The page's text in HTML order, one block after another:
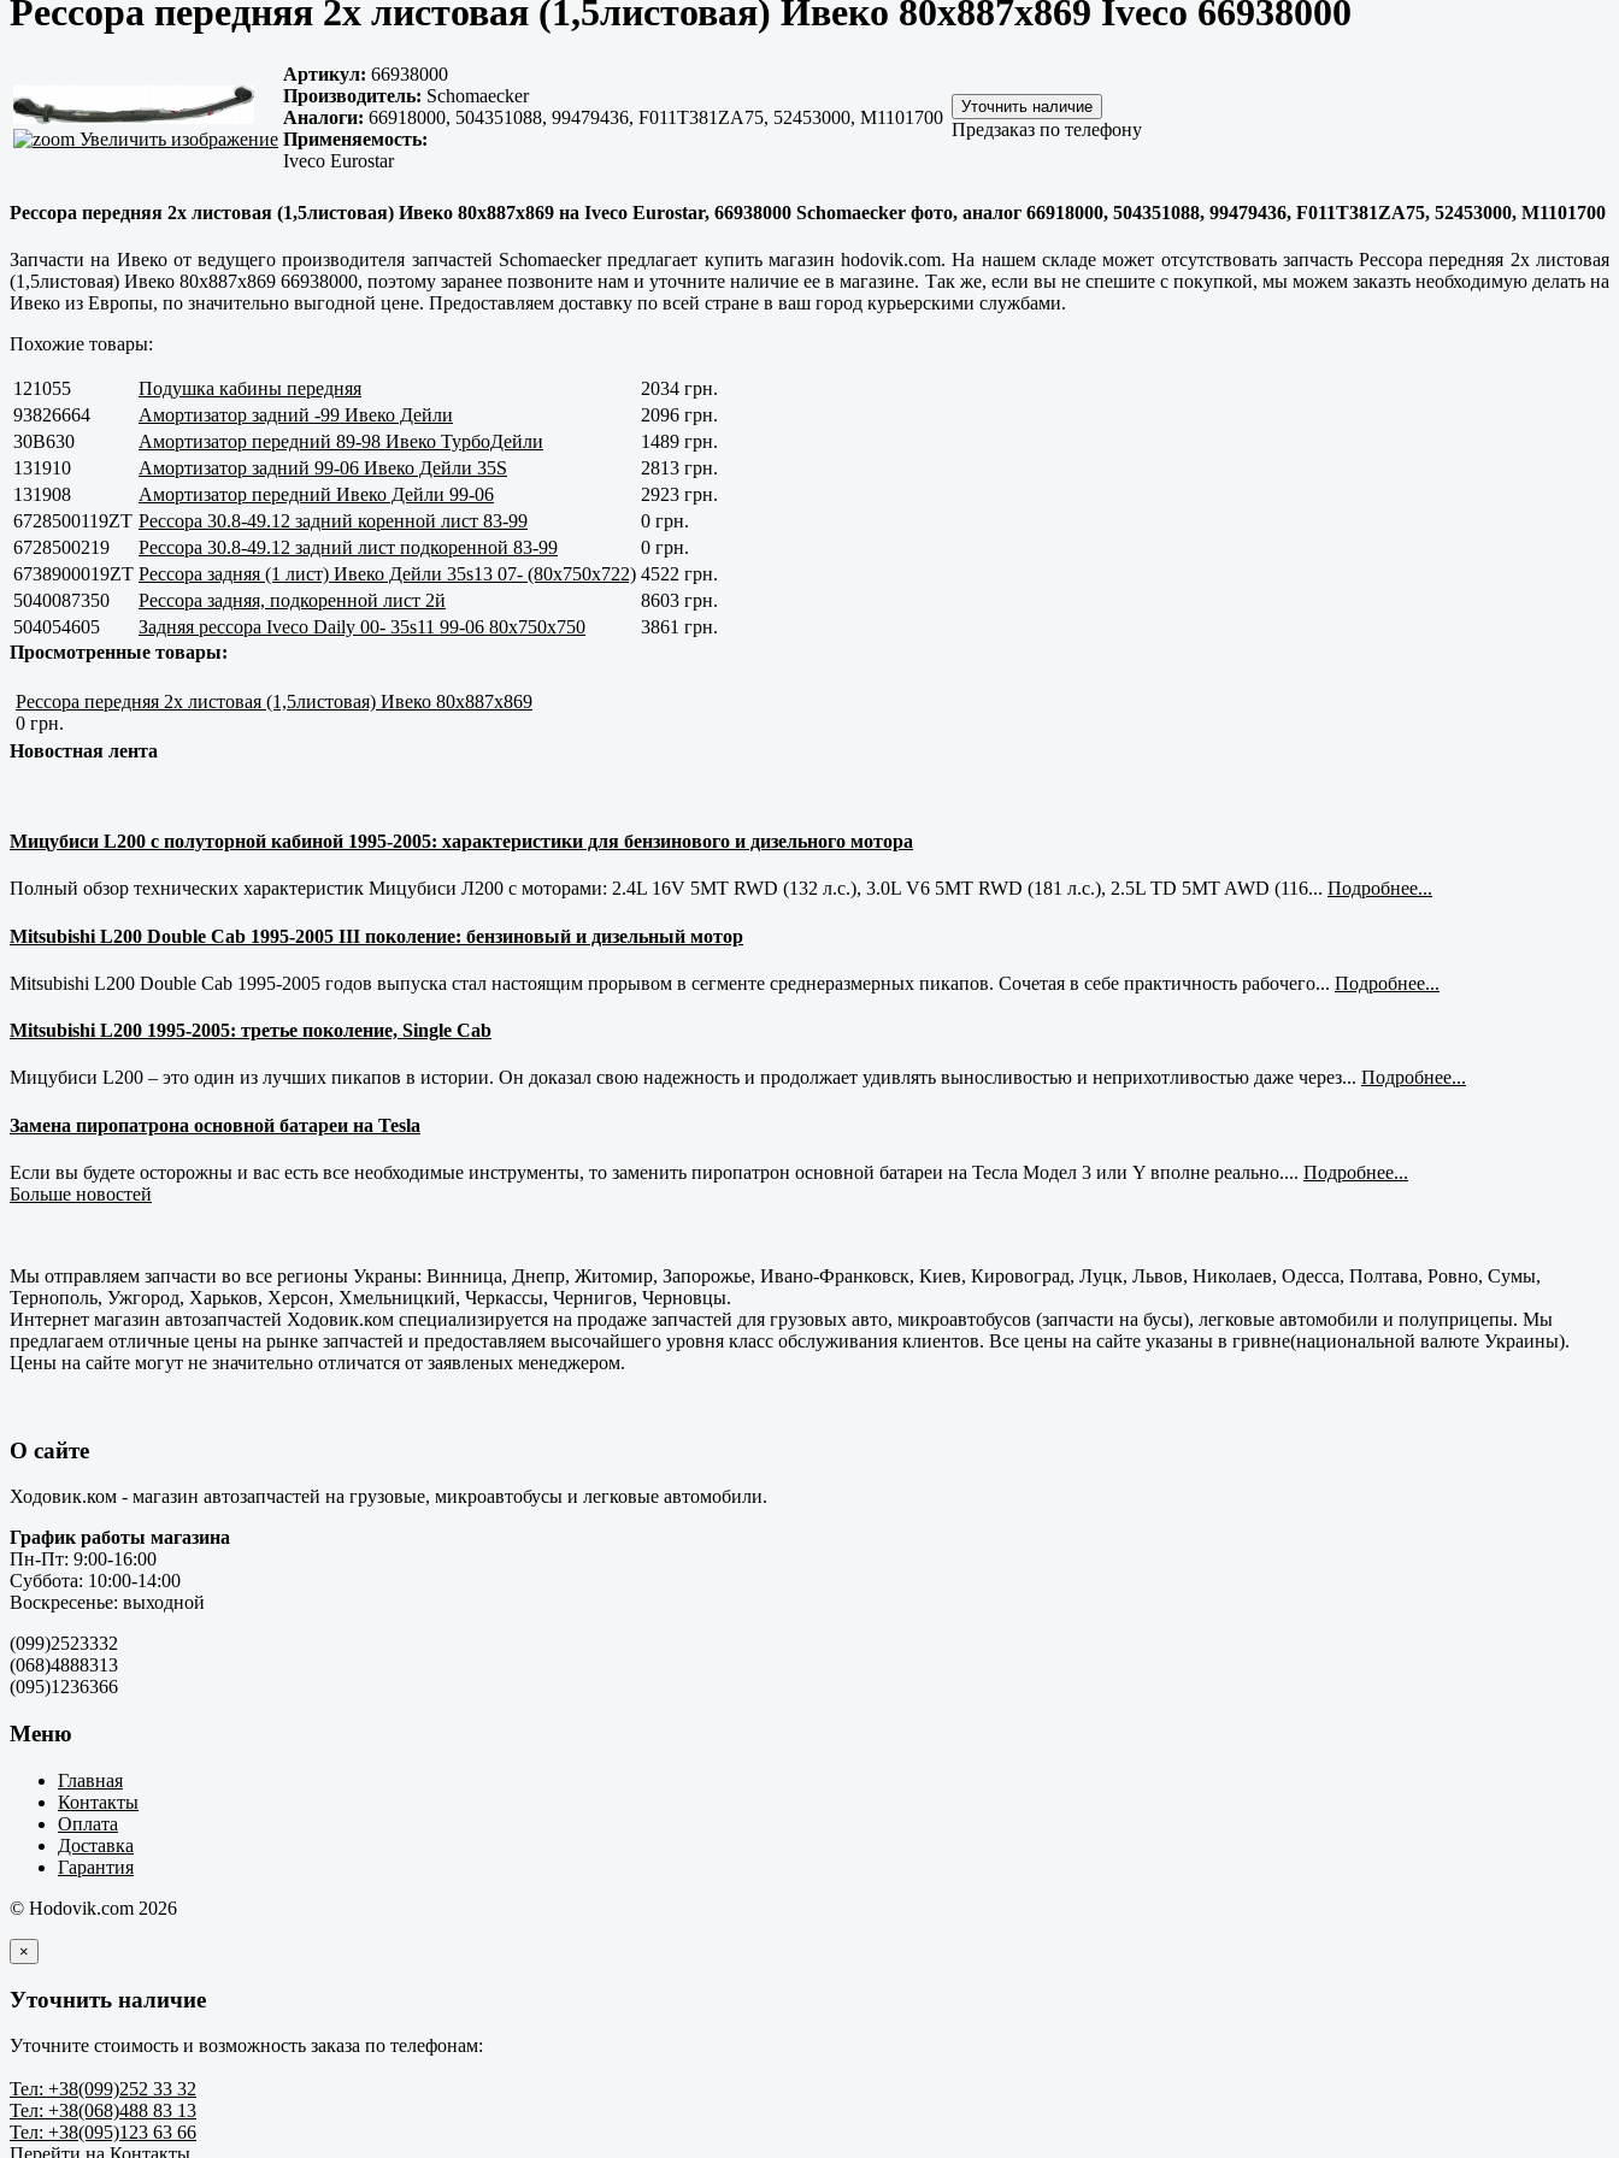
Рессора передняя 2х листовая (1,5листовая) Ивеко 80x887x869 Iveco 66938000
Увеличить изображение
Артикул: 66938000
Производитель: Schomaecker
Аналоги: 66918000, 504351088, 99479436, F011T381ZA75, 52453000, M1101700
Применяемость:
Iveco Eurostar
Предзаказ по телефону
Рессора передняя 2х листовая (1,5листовая) Ивеко 80x887x869 на Iveco Eurostar, 66938000 Schomaecker фото, аналог 66918000, 504351088, 99479436, F011T381ZA75, 52453000, M1101700
Запчасти на Ивеко от ведущего производителя запчастей Schomaecker предлагает купить магазин hodovik.com. На нашем складе может отсутствовать запчасть Рессора передняя 2х листовая
(1,5листовая) Ивеко 80x887x869 66938000, поэтому заранее позвоните нам и уточните наличие ее в магазине. Так же, если вы не спешите с покупкой, мы можем заказть необходимую делать на
Ивеко из Европы, по значительно выгодной цене. Предоставляем доставку по всей стране в ваш город курьерскими службами.
Похожие товары:
121055 Подушка кабины передняя
2034 грн.
93826664
Амортизатор задний -99 Ивеко Дейли
2096 грн.
30B630
Амортизатор передний 89-98 Ивеко ТурбоДейли
1489 грн.
131910
Амортизатор задний 99-06 Ивеко Дейли 35S
2813 грн.
131908
Амортизатор передний Ивеко Дейли 99-06
2923 грн.
6728500119ZT Рессора 30.8-49.12 задний коренной лист 83-99
0 грн.
6728500219
Рессора 30.8-49.12 задний лист подкоренной 83-99
0 грн.
6738900019ZT Рессора задняя (1 лист) Ивеко Дейли 35s13 07- (80x750x722) 4522 грн.
5040087350
Рессора задняя, подкоренной лист 2й
8603 грн.
504054605
Задняя рессора Iveco Daily 00- 35s11 99-06 80x750х750
3861 грн.
Просмотренные товары:
Рессора передняя 2х листовая (1,5листовая) Ивеко 80x887x869
0 грн.
Новостная лента
Мицубиси L200 с полуторной кабиной 1995-2005: характеристики для бензинового и дизельного мотора
Полный обзор технических характеристик Мицубиси Л200 с моторами: 2.4L 16V 5MT RWD (132 л.с.), 3.0L V6 5MT RWD (181 л.с.), 2.5L TD 5MT AWD (116... Подробнее...
Mitsubishi L200 Double Cab 1995-2005 III поколение: бензиновый и дизельный мотор
Mitsubishi L200 Double Cab 1995-2005 годов выпуска стал настоящим прорывом в сегменте среднеразмерных пикапов. Сочетая в себе практичность рабочего... Подробнее...
Mitsubishi L200 1995-2005: третье поколение, Single Cab
Мицубиси L200 – это один из лучших пикапов в истории. Он доказал свою надежность и продолжает удивлять выносливостью и неприхотливостью даже через... Подробнее...
Замена пиропатрона основной батареи на Tesla
Если вы будете осторожны и вас есть все необходимые инструменты, то заменить пиропатрон основной батареи на Тесла Модел 3 или Y вполне реально.... Подробнее...
Больше новостей
Мы отправляем запчасти во все регионы Украны: Винница, Днепр, Житомир, Запорожье, Ивано-Франковск, Киев, Кировоград, Луцк, Львов, Николаев, Одесса, Полтава, Ровно, Сумы,
Тернополь, Ужгород, Харьков, Херсон, Хмельницкий, Черкассы, Чернигов, Черновцы.
Интернет магазин автозапчастей Ходовик.ком специализируется на продаже запчастей для грузовых авто, микроавтобусов (запчасти на бусы), легковые автомобили и полуприцепы. Мы
предлагаем отличные цены на рынке запчастей и предоставляем высочайшего уровня класс обслуживания клиентов. Все цены на сайте указаны в гривне(национальной валюте Украины).
Цены на сайте могут не значительно отличатся от заявленых менеджером.
О сайте
Ходовик.ком - магазин автозапчастей на грузовые, микроавтобусы и легковые автомобили.
График работы магазина
Пн-Пт: 9:00-16:00
Суббота: 10:00-14:00
Воскресенье: выходной
(099)2523332
(068)4888313
(095)1236366
Меню
Главная
Контакты
Оплата
Доставка
Гарантия
© Hodovik.com 2026
×
Уточнить наличие
Уточните стоимость и возможность заказа по телефонам:
Тел: +38(099)252 33 32
Тел: +38(068)488 83 13
Тел: +38(095)123 63 66